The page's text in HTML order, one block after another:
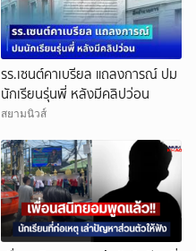
รร.เซนต์คาเบรียล แถลงการณ์ ปม
นักเรียนรุ่นพี่ หลังมีคลิปว่อน
สยามนิวส์